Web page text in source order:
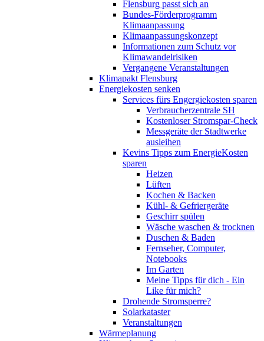
Flensburg passt sich an
Bundes-Förderprogramm
Klimaanpassung
Klimaanpassungskonzept
Informationen zum Schutz vor
Klimawandelrisiken
Vergangene Veranstaltungen
Klimapakt Flensburg
Energiekosten senken
Services fürs Engergiekosten sparen
Verbraucherzentrale SH
Kostenloser Stromspar-Check
Messgeräte der Stadtwerke
ausleihen
Kevins Tipps zum EnergieKosten
sparen
Heizen
Lüften
Kochen & Backen
Kühl- & Gefriergeräte
Geschirr spülen
Wäsche waschen & trocknen
Duschen & Baden
Fernseher, Computer,
Notebooks
Im Garten
Meine Tipps für dich - Ein
Like für mich?
Drohende Stromsperre?
Solarkataster
Veranstaltungen
Wärmeplanung